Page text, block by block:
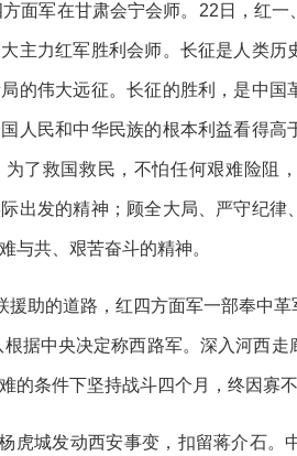
面军在甘肃会宁会师。22日，红
主力红军胜利会师。长征是人类
的伟大远征。长征的胜利，是中
人民和中华民族的根本利益看得
为了救国救民，不怕任何艰难险阻
出发的精神；顾全大局、严守纪
与共、艰苦奋斗的精神。
援助的道路，红四方面军一部奉中
据中央决定称西路军。深入河西
的条件下坚持战斗四个月，终因寡
虎城发动西安事变，扣留蒋介石。